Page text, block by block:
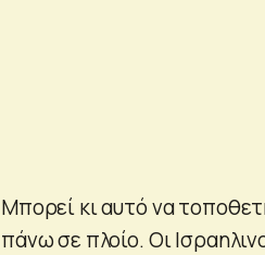
Μπορεί κι αυτό να
πάνω σε πλοίο. Οι